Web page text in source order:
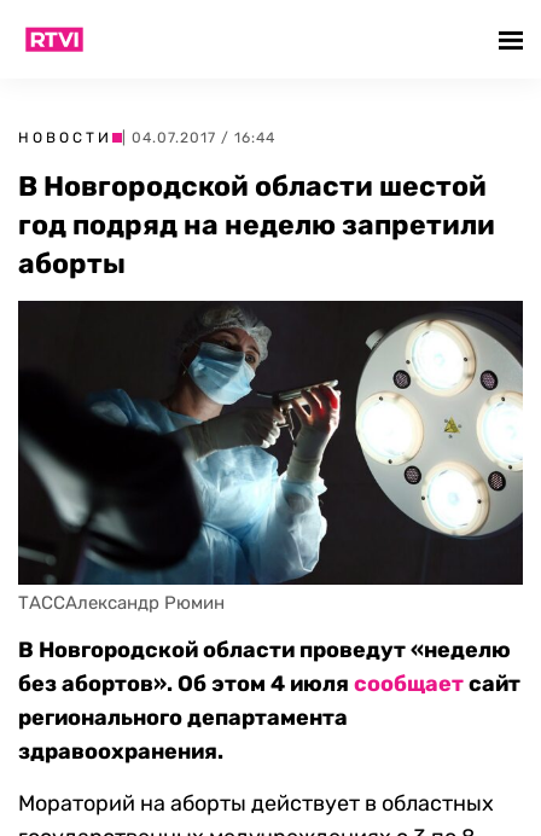
НОВОСТИ | 04.07.2017 / 16:44
В Новгородской области шестой
год подряд на неделю запретили
аборты
ТАССАлександр Рюмин
В Новгородской области проведут «неделю
без абортов». Об этом 4 июля сообщаетсайт
регионального департамента
здравоохранения.
Мораторий на аборты действует в областных